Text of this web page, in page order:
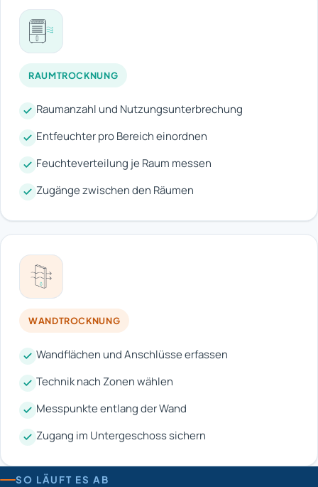
RAUMTROCKNUNG
Raumanzahl und Nutzungsunterbrechung
Entfeuchter pro Bereich einordnen
Feuchteverteilung je Raum messen
Zugänge zwischen den Räumen
WANDTROCKNUNG
Wandflächen und Anschlüsse erfassen
Technik nach Zonen wählen
Messpunkte entlang der Wand
Zugang im Untergeschoss sichern
SO LÄUFT ES AB